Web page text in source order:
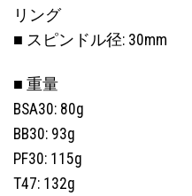
リング
■ スピンドル径: 30mm
■ 重量
BSA30: 80g
BB30: 93g
PF30: 115g
T47: 132g